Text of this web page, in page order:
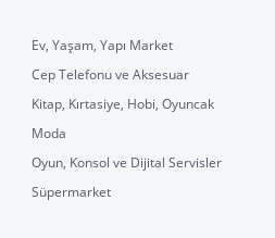
Ev, Yaşam, Yapı Market
Cep Telefonu ve Aksesuar
Kitap, Kırtasiye, Hobi, Oyuncak
Moda
Oyun, Konsol ve Dijital Servisler
Süpermarket